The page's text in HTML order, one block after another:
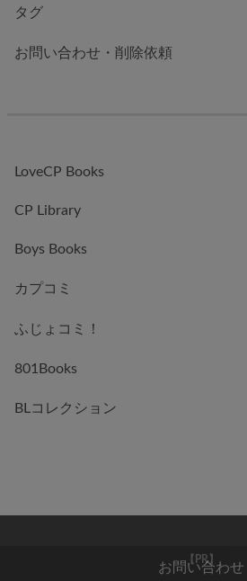
タグ
お問い合わせ・削除依頼
LoveCP Books
CP Library
Boys Books
カプコミ
ふじょコミ！
801Books
BLコレクション
お問い合わせ